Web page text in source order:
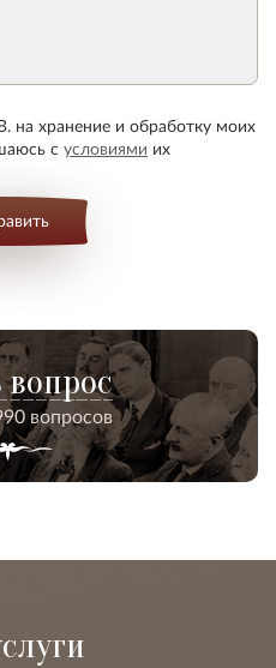
на хранение и обработку моих
с условиями их
вопрос
вопросов